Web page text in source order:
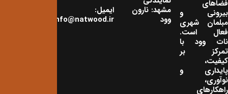
فضاهای
بیرونی و
مبلمان شهری
فعال است.
نات وود با
تمرکز بر
کیفیت،
پایداری و
نوآوری،
راهکارهای
مشهد: نارون
وود
ایمیل:
info@natwood.ir